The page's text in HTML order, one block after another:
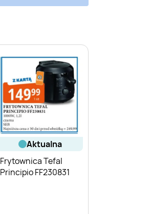
aktualna
Frytownica Tefal
Principio FF230831